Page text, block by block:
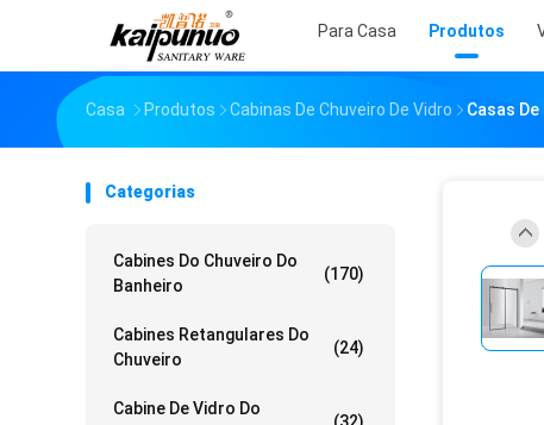
Para Casa Produtos
Casa Produtos Cabinas De Chuveiro De Vidro Casas
Categorias
Cabines Do Chuveiro Do
Banheiro
(170)
Cabines Retangulares Do
Chuveiro
(24)
Cabine De Vidro Do